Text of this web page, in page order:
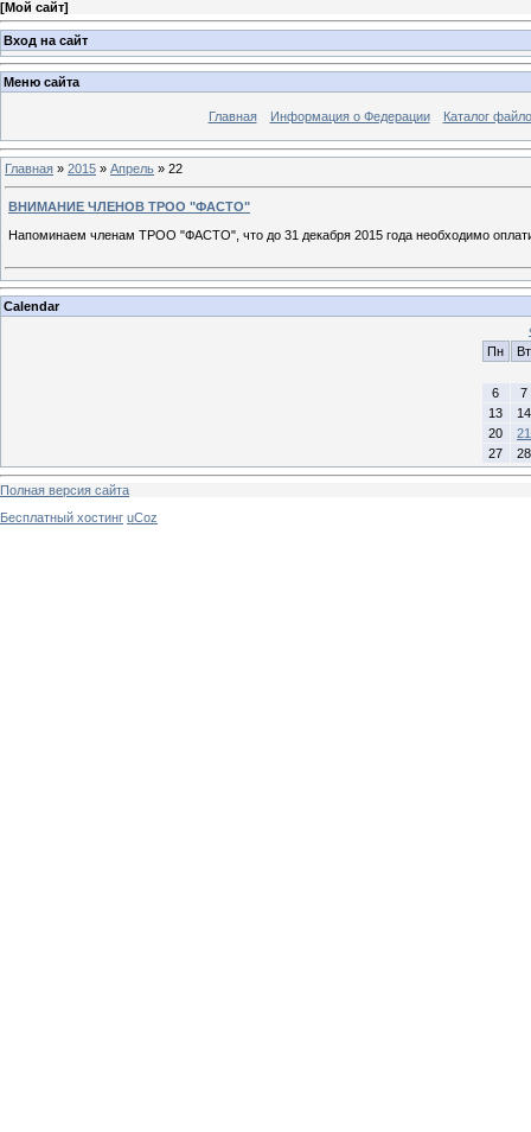
[Мой сайт]
Вход на сайт
Меню сайта
Главная Информация о Федерации Каталог
Главная » 2015 » Апрель » 22
ВНИМАНИЕ ЧЛЕНОВ ТРОО "ФАСТО"
Напоминаем членам ТРОО "ФАСТО", что до 31 декабря 2015 года необходимо
Calendar
Пн
Вт
6
7
13
14
20
21
27
28
Полная версия сайта
Бесплатный хостинг uCoz